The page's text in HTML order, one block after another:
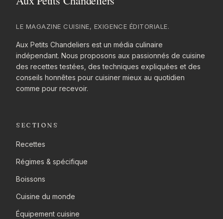
LE MAGAZINE CUISINE, EXIGENCE ÉDITORIALE.
Aux Petits Chandeliers est un média culinaire
indépendant. Nous proposons aux passionnés de cuisine
des recettes testées, des techniques expliquées et des
conseils honnêtes pour cuisiner mieux au quotidien
comme pour recevoir.
SECTIONS
Recettes
Régimes & spécifique
Boissons
Cuisine du monde
Équipement cuisine